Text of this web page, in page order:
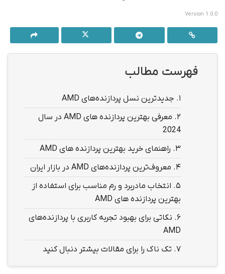
Version 1.0.0
فهرست مطالب
1. جدیدترین نسل پردازنده‌های AMD
2.
معرفی بهترین پردازنده های AMD در سال
2024
3. راهنمای خرید بهترین پردازنده های AMD
4. معروف‌ترین پردازنده‌های AMD در بازار ایران
5. انتخاب مادربرد و رم مناسب برای استفاده از
بهترین پردازنده های AMD
6. نکاتی برای بهبود تجربه کاربری با پردازنده‌های
AMD
7. تک ناک را برای مقالات بیشتر دنبال کنید